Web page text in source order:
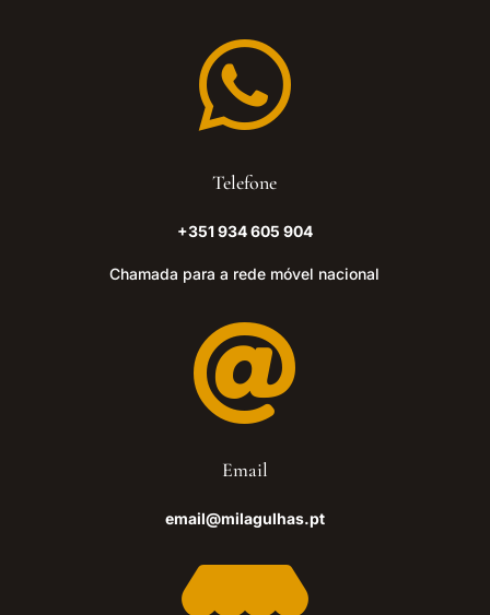

Telefone
+351 934 605 904
Chamada para a rede móvel nacional

Email
email@milagulhas.pt